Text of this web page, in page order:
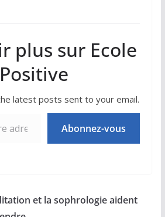
plus sur Ecole
Positive
latest posts sent to your email.
Abonnez-vous
et la sophrologie aident